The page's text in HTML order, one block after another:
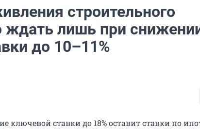
строительного
лишь при
до 10–11%
ключевой ставки до 18% оставит ставки по